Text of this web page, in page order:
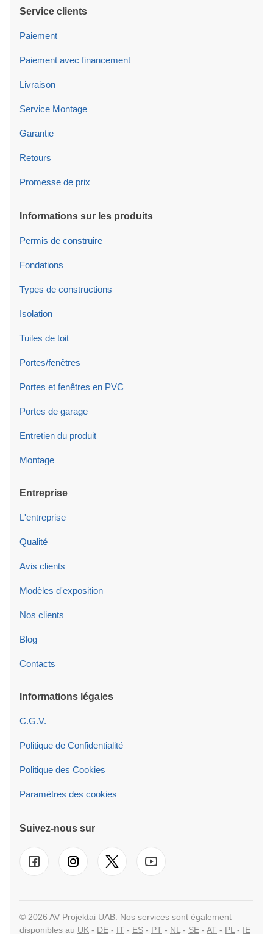
Service clients
Paiement
Paiement avec financement
Livraison
Service Montage
Garantie
Retours
Promesse de prix
Informations sur les produits
Permis de construire
Fondations
Types de constructions
Isolation
Tuiles de toit
Portes/fenêtres
Portes et fenêtres en PVC
Portes de garage
Entretien du produit
Montage
Entreprise
L'entreprise
Qualité
Avis clients
Modèles d'exposition
Nos clients
Blog
Contacts
Informations légales
C.G.V.
Politique de Confidentialité
Politique des Cookies
Paramètres des cookies
Suivez-nous sur
© 2026 AV Projektai UAB. Nos services sont également
disponibles au UK - DE - IT - ES - PT - NL- SE - AT - PL- IE